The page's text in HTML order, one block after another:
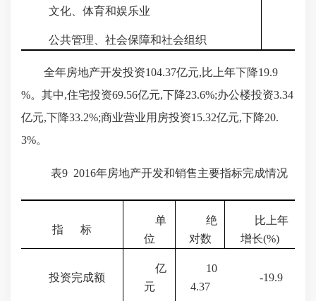
文化、体育和娱乐业
公共管理、社会保障和社会组织
全年房地产开发投资104.37亿元,比上年下降19.9
%。其中,住宅投资69.56亿元,下降23.6%;办公楼投资3.34
亿元,下降33.2%;商业营业用房投资15.32亿元,下降20.
3%。
表9 2016年房地产开发和销售主要指标完成情况
指 标
单
位
绝
对数
比上年
增长(%)
投资完成额
亿
元
10
4.37
-19.9